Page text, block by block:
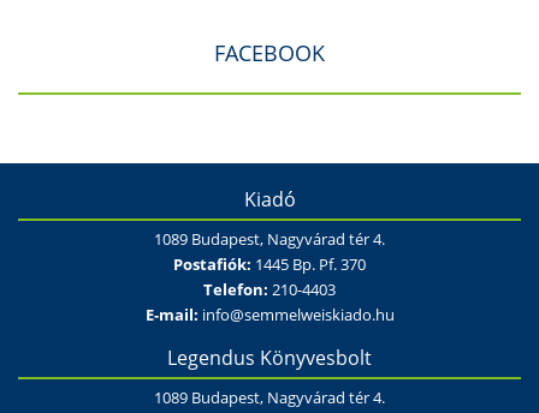
FACEBOOK
Kiadó
1089 Budapest, Nagyvárad tér 4.
Postafiók: 1445 Bp. Pf. 370
Telefon: 210-4403
E-mail: info@semmelweiskiado.hu
Legendus Könyvesbolt
1089 Budapest, Nagyvárad tér 4.